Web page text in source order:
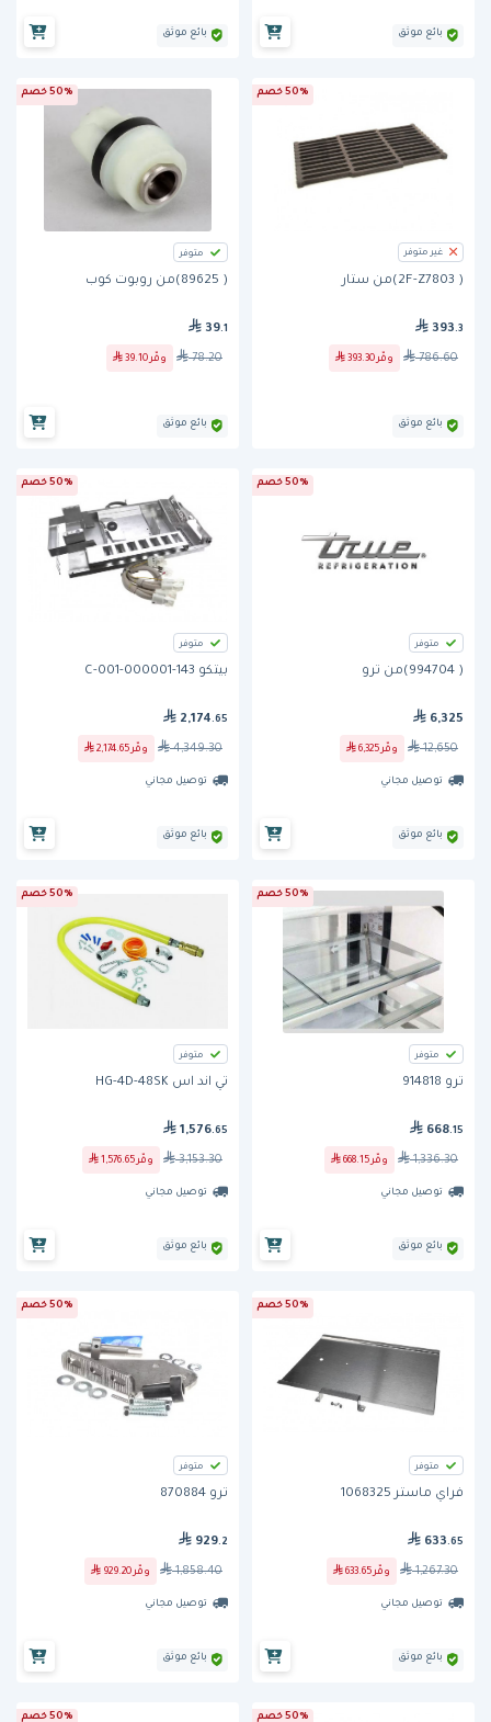
بائع موثق بائع موثق
50% خصم
غير متوفر
( 2F-Z7803)من ستار
393 .3
786.60 وفّر 393.30
بائع موثق
50% خصم
متوفر
( 89625)من روبوت كوب
39.1
78.20 وفّر 39.10
بائع موثق
50% خصم
متوفر
( 994704)من ترو
6,325
12,650 وفّر 6,325
توصيل مجاني
بائع موثق
50% خصم
متوفر
بيتكو 143-000001-001-C
2,174 .65
4,349.30 وفّر 2,174.65
توصيل مجاني
بائع موثق
50% خصم
متوفر
ترو 914818
668.15
1,336.30 وفّر 668.15
توصيل مجاني
بائع موثق
50% خصم
متوفر
تي اند اس HG-4D-48SK
1,576.65
3,153.30 وفّر 1,576.65
توصيل مجاني
بائع موثق
50% خصم
متوفر
فراي ماستر 1068325
633 .65
1,267.30 وفّر 633.65
توصيل مجاني
بائع موثق
50% خصم
متوفر
ترو 870884
929.2
1,858.40 وفّر 929.20
توصيل مجاني
بائع موثق
50% خصم 50% خصم